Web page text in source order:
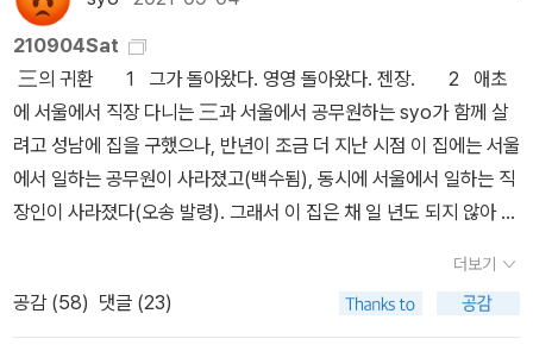
어지지 않는다. 역전은커녕 발전도 없다. 그러나 책을 읽으면 역전은
몰라도 발전은 있다. 그것도 서서히.(119쪽)책을 향한 이런 맹신은 위
험하다.나는 책 말고도 수없이 많은 것들이 사람의 인생을 변화시킬
수 있다고 믿는다.좋은 스승이나 좋은 친구도 그럴 수 있고,한 장의 좋
은 그림, 또는 마음을 울리는 음악 한 곡이 인생을 변화시킬 수 있다고
생각한다.책보다 더디기만한 방법이 아니라고 생각한다. 이것도 책의
뒷부분에 가면,책과 독서는 나에겐 절대적인 경배의 대상이었다. 하
없다.(260쪽)라고 하니 그냥 넘어가기로 하자.저자가 쓰려고 했던
글과 내가 읽으려고 했던 책의 차이라고 퉁치면 그만이다. 또 한가지
준) ... 백익무해한 것이 독서이다. 독서를 하면서 새로운 사람으로 새
로운 인생을 살게 되었다.'다소 너무 평범한 후기일 모르나,재미있는
말투와 편안한 흐름에 무겁지 않은 휴가를 즐긴 기분이다. 휴가도 끝
나고 나면 후유증이 남는 경우도 있는데, 이번 휴가(독서)는 말 그대
로 휴가였다. 작가님이랑 친하게 지내고 싶다.그리고 일러 드려야 하
나?'김영사가 양장에 겉싸개에 띠지까지 했어요~~ 근데 전 그 책을
이해해 주자고, 나는 무료로 받아서 잠자코 읽을 예정이라고.즐거웠
던 책 한 권과 오늘 작별한다.
210904Sat
三의 귀환 1 그가 돌아왔다. 영영 돌아왔다. 젠장. 2 애초
에 서울에서 직장 다니는 三과 서울에서 공무원하는 syo가 함께 살
려고 성남에 집을 구했으나, 반년이 조금 더 지난 시점 이 집에는 서울
에서 일하는 공무원이 사라졌고(백수됨), 동시에 서울에서 일하는 직
장인이 사라졌다(오송 발령). 그래서 이 집은 채 일 년도 되지 않아 소
은 부대껴도, 혼자 살기에는 적당한 집이었기 때문에. 그랬는데, 서
더보기
공감 (58) 댓글 (23)